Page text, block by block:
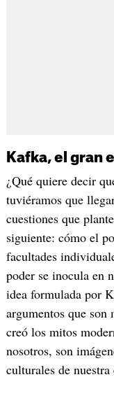
Kafka, el gran
¿Qué quiere decir
tuviéramos que
cuestiones que
siguiente: cómo el
facultades
poder se inocula en
idea formulada por
argumentos que
creó los mitos
nosotros, son
culturales de